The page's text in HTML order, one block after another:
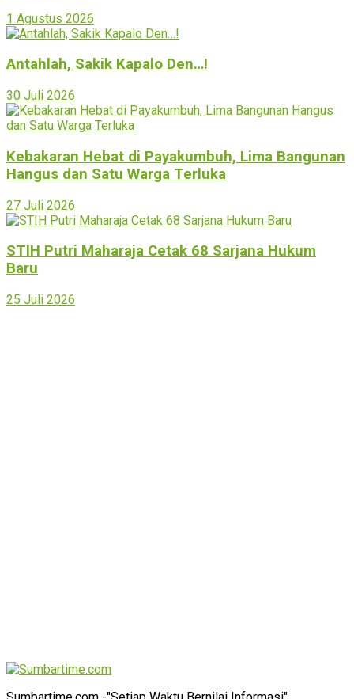
1 Agustus 2026
Antahlah, Sakik Kapalo Den…!
30 Juli 2026
Kebakaran Hebat di Payakumbuh, Lima Bangunan
Hangus dan Satu Warga Terluka
27 Juli 2026
STIH Putri Maharaja Cetak 68 Sarjana Hukum
Baru
25 Juli 2026